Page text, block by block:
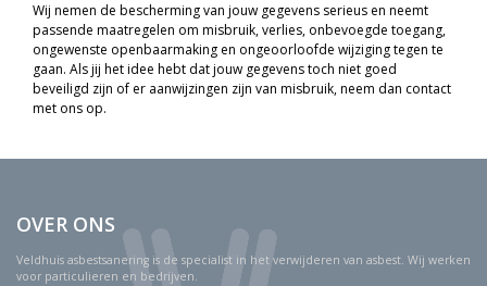
Wij nemen de bescherming van jouw gegevens serieus en neemt
passende maatregelen om misbruik, verlies, onbevoegde toegang,
ongewenste openbaarmaking en ongeoorloofde wijziging tegen te
gaan. Als jij het idee hebt dat jouw gegevens toch niet goed
beveiligd zijn of er aanwijzingen zijn van misbruik, neem dan contact
met ons op.
OVER ONS
Veldhuis asbestsanering is de specialist in het verwijderen van asbest. Wij werken
voor particulieren en bedrijven.